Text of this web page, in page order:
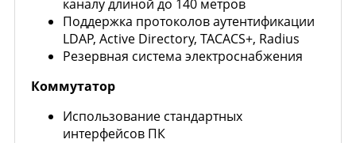
каналу длиной до 140 метров
Поддержка протоколов аутентификации
LDAP, Active Directory, TACACS+, Radius
Резервная система электроснабжения
Коммутатор
Использование стандартных
интерфейсов ПК